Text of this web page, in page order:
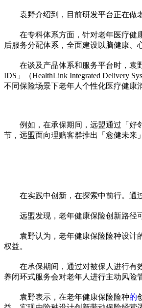
袁野介绍到，目前研发平台正在做
在专科体系方面，针对老年医疗健
后服务分配体系，全面建设以脑健康、
在谈及产品体系和服务平台时，袁
IDS」（HealthLink Integrated Delivery
不同保险场景下老年人个性化医疗健康
例如，在承保期间，远盟通过「好
节，远盟面向理赔客群推出「愈健未来
在实践中创新，在探索中前行。通
远盟发现，老年健康保险创新路径
袁野认为，老年健康保险险种设计
权益。
在承保期间，通过对被保人进行有
养闭环式服务会对老年人进行主动风险
袁野表示，在老年健康保险险种的